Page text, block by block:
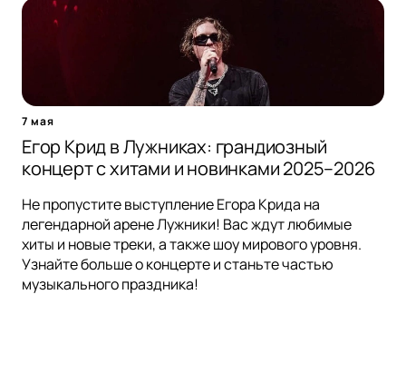
7 мая
Егор Крид в Лужниках: грандиозный
концерт с хитами и новинками 2025–2026
Не пропустите выступление Егора Крида на
легендарной арене Лужники! Вас ждут любимые
хиты и новые треки, а также шоу мирового уровня.
Узнайте больше о концерте и станьте частью
музыкального праздника!